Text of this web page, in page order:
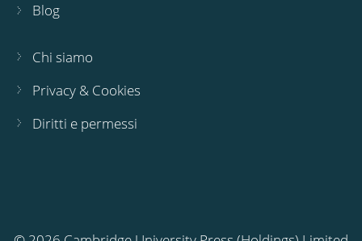
Blog
Chi siamo
Privacy & Cookies
Diritti e permessi